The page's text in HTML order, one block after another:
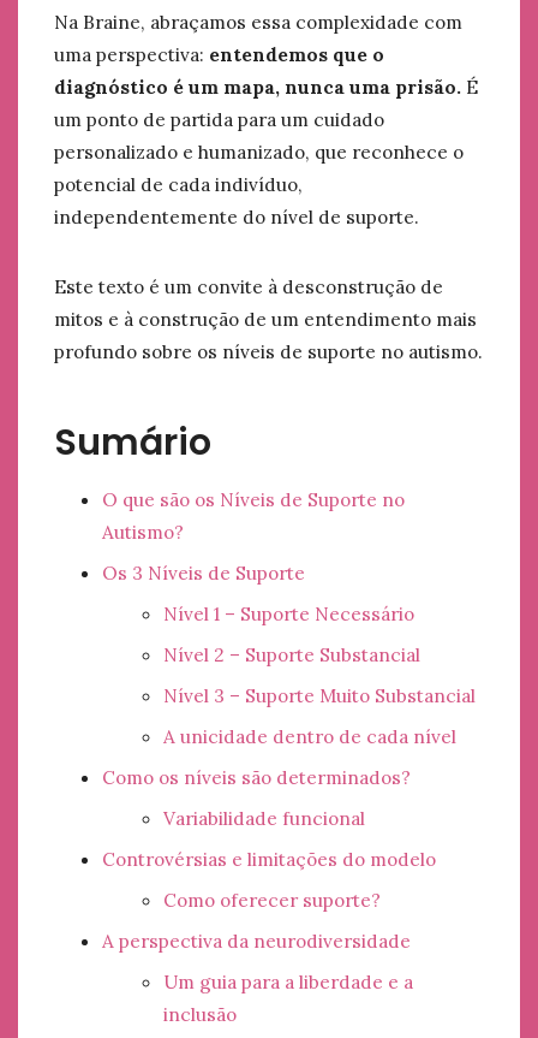
Na Braine, abraçamos essa complexidade com
uma perspectiva: entendemos que o
diagnóstico é um mapa, nunca uma prisão. É
um ponto de partida para um cuidado
personalizado e humanizado, que reconhece o
potencial de cada indivíduo,
independentemente do nível de suporte.
Este texto é um convite à desconstrução de
mitos e à construção de um entendimento mais
profundo sobre os níveis de suporte no autismo.
Sumário
O que são os Níveis de Suporte no
Autismo?
Os 3 Níveis de Suporte
Nível 1 – Suporte Necessário
Nível 2 – Suporte Substancial
Nível 3 – Suporte Muito Substancial
A unicidade dentro de cada nível
Como os níveis são determinados?
Variabilidade funcional
Controvérsias e limitações do modelo
Como oferecer suporte?
A perspectiva da neurodiversidade
Um guia para a liberdade e a
inclusão